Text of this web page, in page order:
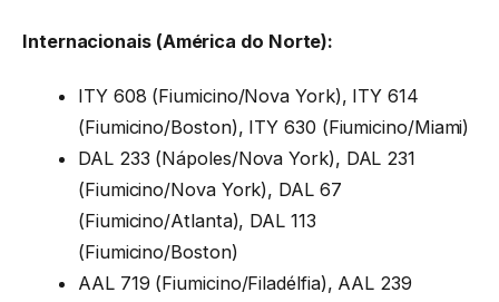
Internacionais (América do Norte):
ITY 608 (Fiumicino/Nova York), ITY 614
(Fiumicino/Boston), ITY 630 (Fiumicino/Miami)
DAL 233 (Nápoles/Nova York), DAL 231
(Fiumicino/Nova York), DAL 67
(Fiumicino/Atlanta), DAL 113
(Fiumicino/Boston)
AAL 719 (Fiumicino/Filadélfia), AAL 239